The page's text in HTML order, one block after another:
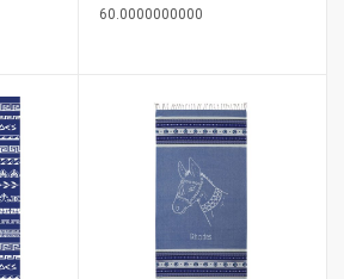
60.0000000000